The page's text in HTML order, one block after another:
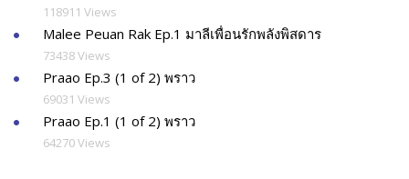
118911 Views
Malee Peuan Rak Ep.1 มาลีเพื่อนรักพลังพิสดาร
73438 Views
Praao Ep.3 (1 of 2) พราว
69031 Views
Praao Ep.1 (1 of 2) พราว
64270 Views